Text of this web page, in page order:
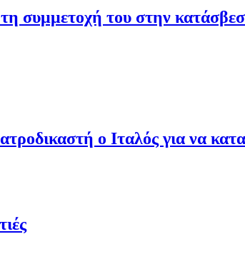
συμμετοχή του στην
ο Ιταλός για να